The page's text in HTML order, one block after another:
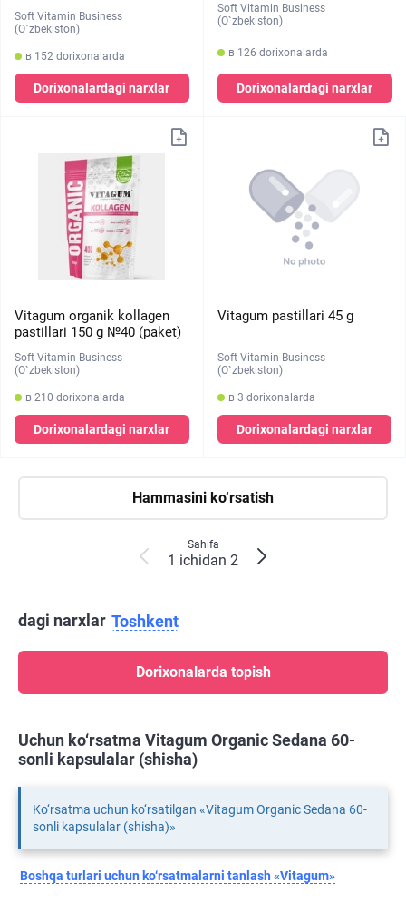
Soft Vitamin Business
(O`zbekiston)
в 152 dorixonalarda
Dorixonalardagi narxlar
Soft Vitamin Business
(O`zbekiston)
в 126 dorixonalarda
Dorixonalardagi narxlar
Vitagum organik kollagen
pastillari 150 g №40 (paket)
Soft Vitamin Business
(O`zbekiston)
в 210 dorixonalarda
Dorixonalardagi narxlar
Vitagum pastillari 45 g
Soft Vitamin Business
(O`zbekiston)
в 3 dorixonalarda
Dorixonalardagi narxlar
Hammasini ko‘rsatish
Sahifa
1 ichidan 2
dagi narxlar Toshkent
Dorixonalarda topish
Uchun ko‘rsatma Vitagum Organic Sedana 60-
sonli kapsulalar (shisha)
Ko‘rsatma uchun ko‘rsatilgan «Vitagum Organic Sedana 60-
sonli kapsulalar (shisha)»
Boshqa turlari uchun ko‘rsatmalarni tanlash «Vitagum»